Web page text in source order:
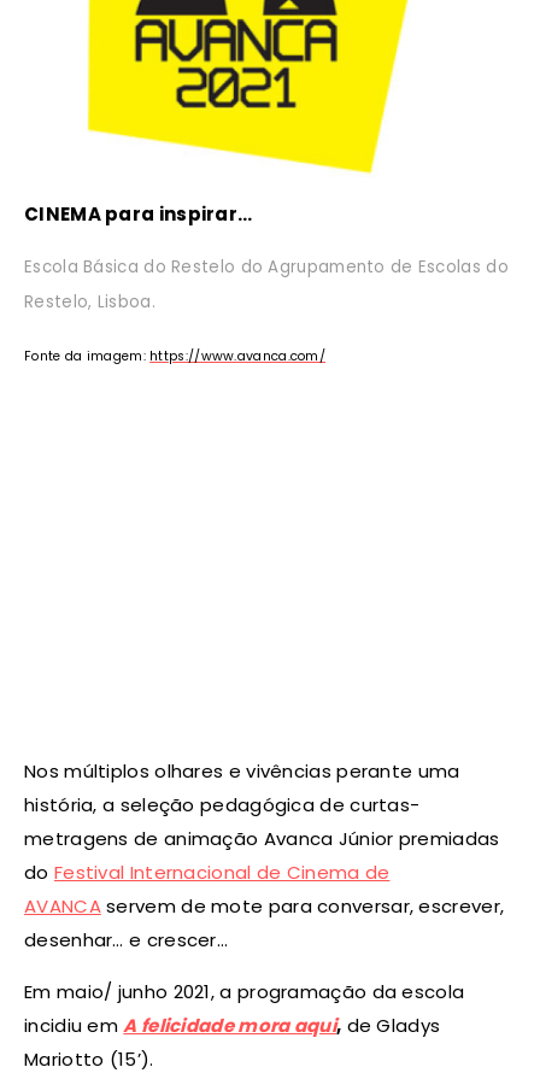
CINEMA para inspirar…
Escola Básica do Restelo do Agrupamento de Escolas do
Restelo, Lisboa.
Fonte da imagem: https://www.avanca.com/
Nos múltiplos olhares e vivências perante uma
história, a seleção pedagógica de curtas-
metragens de animação Avanca Júnior premiadas
do Festival Internacional de Cinema de
AVANCAservem de mote para conversar, escrever,
desenhar… e crescer…
Em maio/ junho 2021, a programação da escola
incidiu emA felicidade mora aqui, de Gladys
Mariotto (15’).